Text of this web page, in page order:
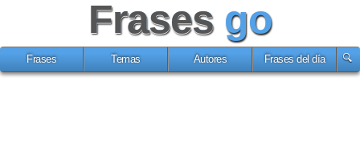
Frases go
Frases Temas Autores Frases del día